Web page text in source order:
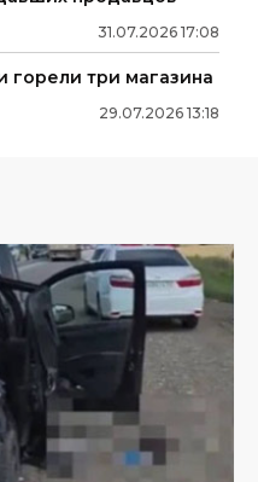
31.07.2026 17:08
горели три магазина
29.07.2026 13:18